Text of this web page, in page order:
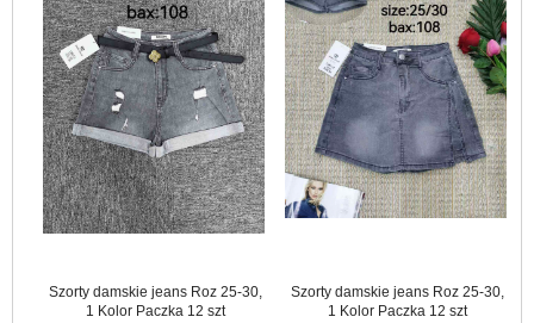
Szorty damskie jeans Roz 25-30,
1 Kolor Paczka 12 szt
Szorty damskie jeans Roz 25-30,
1 Kolor Paczka 12 szt